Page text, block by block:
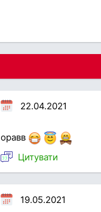
22.04.2021
оравв
Цитувати
19.05.2021